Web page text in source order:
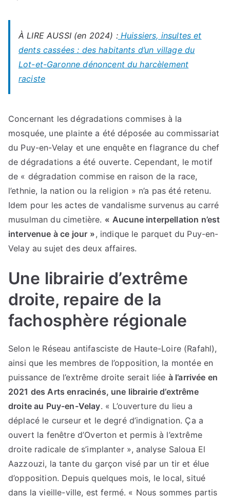
À LIRE AUSSI (en 2024) :Huissiers, insultes et
dents cassées : des habitants d’un village du
Lot-et-Garonne dénoncent du harcèlement
raciste
Concernant les dégradations commises à la
mosquée, une plainte a été déposée au commissariat
du Puy-en-Velay et une enquête en flagrance du chef
de dégradations a été ouverte. Cependant, le motif
de « dégradation commise en raison de la race,
l’ethnie, la nation ou la religion » n’a pas été retenu.
Idem pour les actes de vandalisme survenus au carré
musulman du cimetière. « Aucune interpellation n’est
intervenue à ce jour », indique le parquet du Puy-en-
Velay au sujet des deux affaires.
Une librairie d’extrême
droite, repaire de la
fachosphère régionale
Selon le Réseau antifasciste de Haute-Loire (Rafahl),
ainsi que les membres de l’opposition, la montée en
puissance de l’extrême droite serait liée à l’arrivée en
2021 des Arts enracinés, une librairie d’extrême
droite au Puy-en-Velay. « L’ouverture du lieu a
déplacé le curseur et le degré d’indignation. Ça a
ouvert la fenêtre d’Overton et permis à l’extrême
droite radicale de s’implanter », analyse Saloua El
Aazzouzi, la tante du garçon visé par un tir et élue
d’opposition. Depuis quelques mois, le local, situé
dans la vieille-ville, est fermé. « Nous sommes partis